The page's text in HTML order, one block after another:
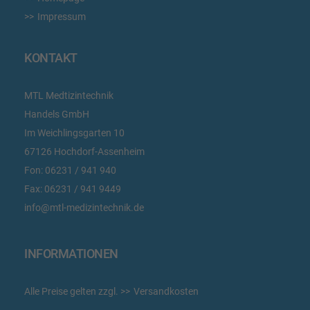
Impressum
KONTAKT
MTL Medtizintechnik
Handels GmbH
Im Weichlingsgarten 10
67126 Hochdorf-Assenheim
Fon: 06231 / 941 940
Fax: 06231 / 941 9449
info@mtl-medizintechnik.de
INFORMATIONEN
Alle Preise gelten zzgl. Versandkosten